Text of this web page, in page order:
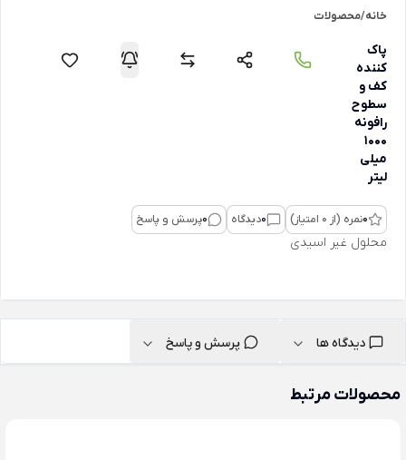
خانه/محصولات
پاک
کننده
کف و
سطوح
رافونه
1000
میلی
لیتر
0نمره (از 0 امتیاز) 0دیدگاه 0پرسش و پاسخ
محلول غیر اسیدی
دیدگاه ها پرسش و پاسخ
محصولات مرتبط